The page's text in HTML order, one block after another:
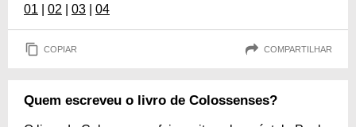
01 02 03 04
COPIAR COMPARTILHAR
Quem escreveu o livro de Colossenses?